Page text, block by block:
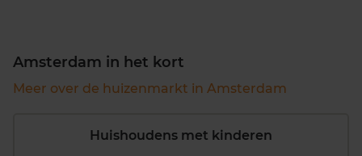
Amsterdam in het kort
Meer over de huizenmarkt in Amsterdam
Huishoudens met kinderen